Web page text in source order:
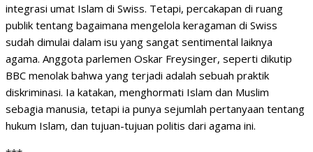
integrasi umat Islam di Swiss. Tetapi, percakapan di ruang
publik tentang bagaimana mengelola keragaman di Swiss
sudah dimulai dalam isu yang sangat sentimental laiknya
agama. Anggota parlemen Oskar Freysinger, seperti dikutip
BBC menolak bahwa yang terjadi adalah sebuah praktik
diskriminasi. Ia katakan, menghormati Islam dan Muslim
sebagia manusia, tetapi ia punya sejumlah pertanyaan tentang
hukum Islam, dan tujuan-tujuan politis dari agama ini.